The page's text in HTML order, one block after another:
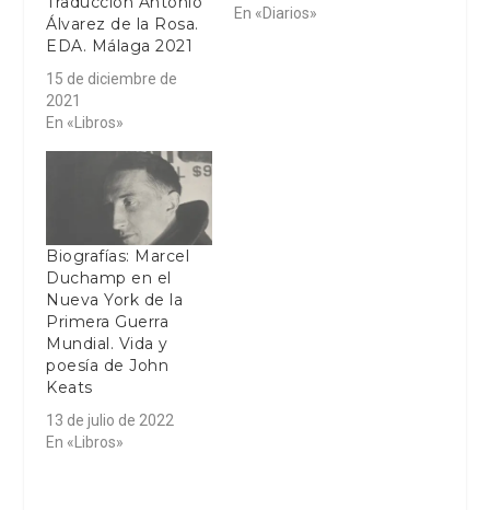
Álvarez de la Rosa.
EDA. Málaga 2021
15 de diciembre de
2021
En «Libros»
En «Diarios»
Biografías: Marcel
Duchamp en el
Nueva York de la
Primera Guerra
Mundial. Vida y
poesía de John
Keats
13 de julio de 2022
En «Libros»